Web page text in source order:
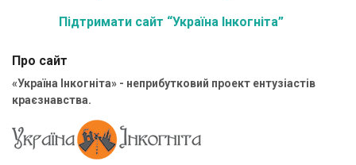
Підтримати сайт “Україна Інкогніта”
Про сайт
«Україна Інкогніта» - неприбутковий проект ентузіастів
краєзнавства.